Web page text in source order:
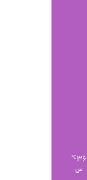
36
℃
س